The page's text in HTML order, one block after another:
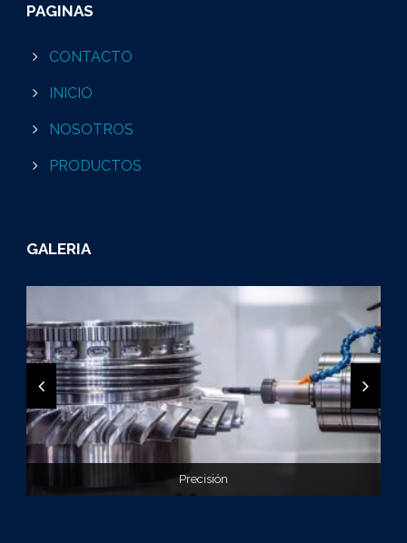
PAGINAS
CONTACTO
INICIO
NOSOTROS
PRODUCTOS
GALERIA
Precisión
Diseño
Exactitud en tu proyecto